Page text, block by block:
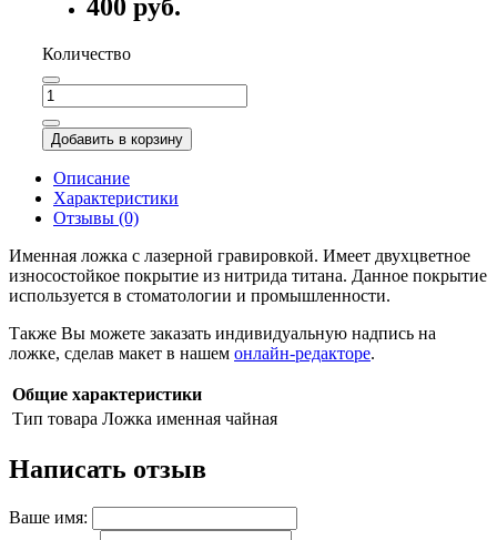
400 руб.
Количество
Добавить в корзину
Описание
Характеристики
Отзывы (0)
Именная ложка с лазерной гравировкой. Имеет двухцветное
износостойкое покрытие из нитрида титана. Данное покрытие
используется в стоматологии и промышленности.
Также Вы можете заказать индивидуальную надпись на
ложке, сделав макет в нашем онлайн-редакторе.
Общие характеристики
Тип товара Ложка именная чайная
Написать отзыв
Ваше имя: